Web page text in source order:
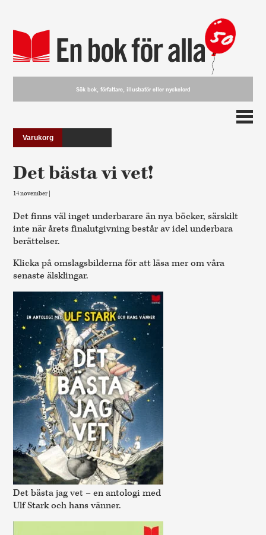
Varukorg
Det bästa vi vet!
14 november |
Det finns väl inget underbarare än nya böcker, särskilt
inte när årets finalutgivning består av idel underbara
berättelser.
Klicka på omslagsbilderna för att läsa mer om våra
senaste älsklingar.
Det bästa jag vet – en antologi med
Ulf Stark och hans vänner.